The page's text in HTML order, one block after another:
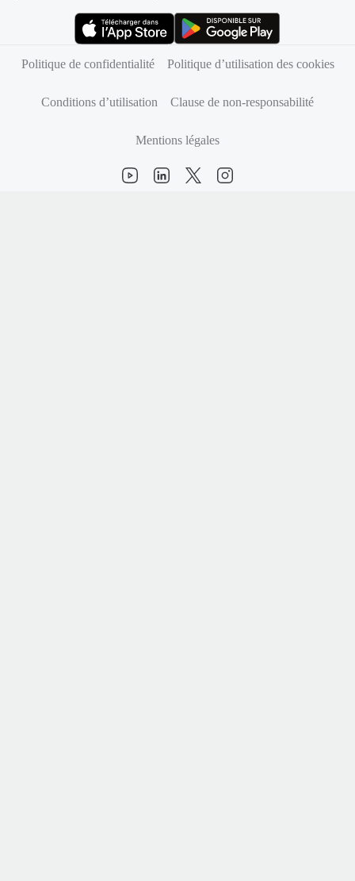
Politique de confidentialité
Politique d’utilisation des cookies
Conditions d’utilisation Clause de non-responsabilité
Mentions légales